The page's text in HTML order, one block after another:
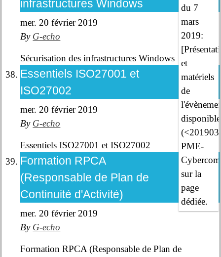
du 7
mars
2019:
et
matériels
de
PME-
sur la
page
dédiée.
infrastructures Windows
mer. 20 février 2019
By G-echo
Sécurisation des infrastructures Windows
Essentiels ISO27001 et
ISO27002
mer. 20 février 2019
By G-echo
Essentiels ISO27001 et ISO27002
Formation RPCA
(Responsable de Plan de
Continuité d'Activité)
mer. 20 février 2019
By G-echo
Formation RPCA (Responsable de Plan de